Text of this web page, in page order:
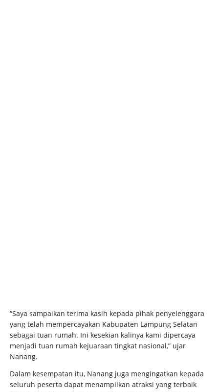
“Saya sampaikan terima kasih kepada pihak penyelenggara
yang telah mempercayakan Kabupaten Lampung Selatan
sebagai tuan rumah. Ini kesekian kalinya kami dipercaya
menjadi tuan rumah kejuaraan tingkat nasional,” ujar
Nanang.
Dalam kesempatan itu, Nanang juga mengingatkan kepada
seluruh peserta dapat menampilkan atraksi yang terbaik